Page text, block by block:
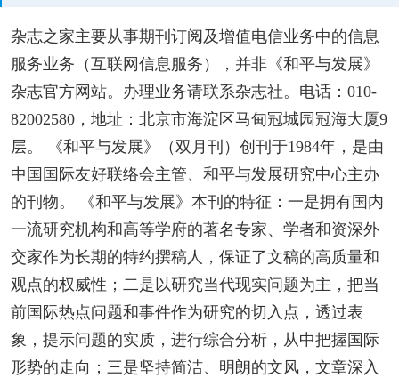
杂志之家主要从事期刊订阅及增值电信业务中的信息
服务业务（互联网信息服务），并非《和平与发展》
杂志官方网站。办理业务请联系杂志社。电话：010-
82002580，地址：北京市海淀区马甸冠城园冠海大厦9
层。 《和平与发展》（双月刊）创刊于1984年，是由
中国国际友好联络会主管、和平与发展研究中心主办
的刊物。 《和平与发展》本刊的特征：一是拥有国内
一流研究机构和高等学府的著名专家、学者和资深外
交家作为长期的特约撰稿人，保证了文稿的高质量和
观点的权威性；二是以研究当代现实问题为主，把当
前国际热点问题和事件作为研究的切入点，透过表
象，提示问题的实质，进行综合分析，从中把握国际
形势的走向；三是坚持简洁、明朗的文风，文章深入